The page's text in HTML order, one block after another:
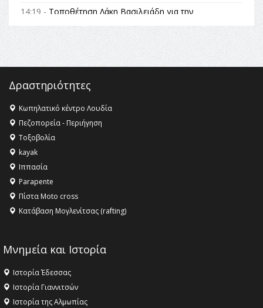
14:19 - Τοποθέτηση Λάκη Βασιλειάδη για την
Αναθεώρηση του Συντάγματος: «Σε τέτοιες κορυφαίες
θεσμικές διαδικασίες υπάρχει μόνο η ευθύνη απέναντι
στις επόμενες γενιές»
16:35 -Το πρόγραμμα του ΠΑΟΚ στον δεύτερο γύρο του
16:27 - Όλυμπος: Εντάχθηκε στον Κατάλογο Παγκόσμιας
Κληρονομιάς της UNESCO – Ομόφωνη η απόφαση Ο
Όλυμπος αναγνωρίστηκε ως φυσικό και πολιτιστικό
αγαθό εξέχουσας οικουμενικής αξίας για την
ανθρωπότητα
16:18 -
ΣΤΗΝ ΕΔΕΣΣΑ
Δραστηριότητες
Κωπηλατικό κέντρο Λουδία
Πεζοπορεία - Περιήγηση
Τοξοβολία
kayak
Ιππασία
Parapente
Πίστα Moto cross
Κατάβαση Μογλενίτσας (rafting)
Μνημεία και Ιστορία
Ιστορία Έδεσσας
Ιστορία Γιαννιτσών
Ιστορία της Αλμωπίας